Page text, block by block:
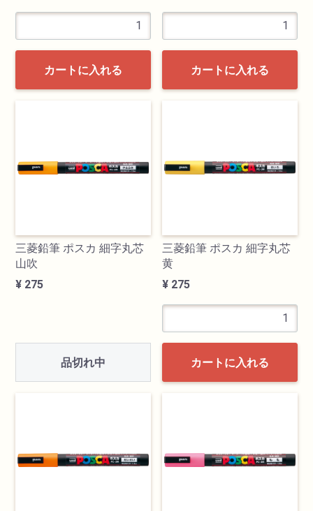
カートに入れる カートに入れる
三菱鉛筆 ポスカ 細字丸芯
山吹
¥ 275
品切れ中
三菱鉛筆 ポスカ 細字丸芯
黄
¥ 275
カートに入れる